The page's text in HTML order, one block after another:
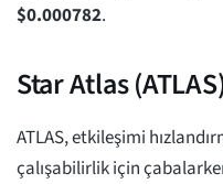
$0.000782.
Star Atlas
ATLAS, etkileşimi
çalışabilirlik için